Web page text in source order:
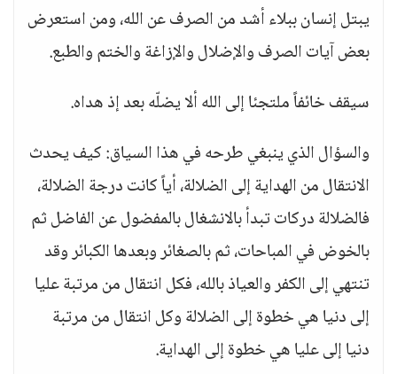
يبتل إنسان ببلاء أشد من الصرف عن الله، ومن استعرض
بعض آيات الصرف والإضلال والإزاغة والختم والطبع.
سيقف خائفاً ملتجئا إلى الله ألا يضلّه بعد إذ هداه.
والسؤال الذي ينبغي طرحه في هذا السياق: كيف يحدث
الانتقال من الهداية إلى الضلالة، أياً كانت درجة الضلالة،
فالضلالة دركات تبدأ بالانشغال بالمفضول عن الفاضل ثم
بالخوض في المباحات، ثم بالصغائر وبعدها الكبائر وقد
تنتهي إلى الكفر والعياذ بالله، فكل انتقال من مرتبة عليا
إلى دنيا هي خطوة إلى الضلالة وكل انتقال من مرتبة
دنيا إلى عليا هي خطوة إلى الهداية.